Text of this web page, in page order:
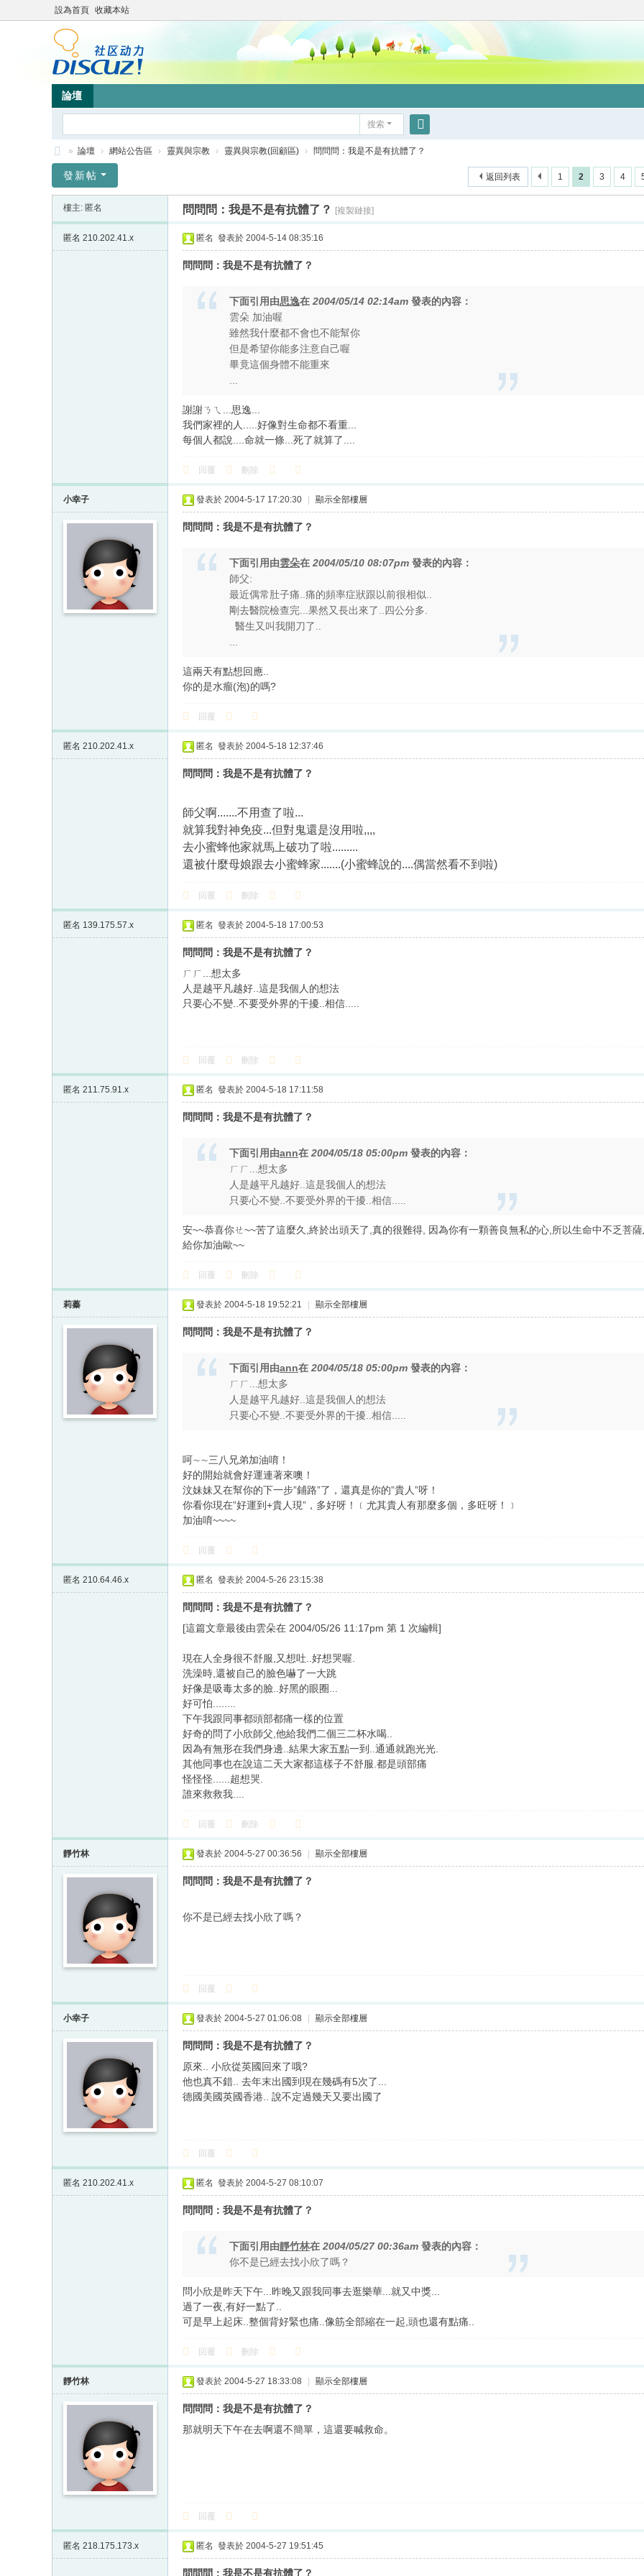
設為首頁 收藏本站
論壇
搜索
搜
竹
» 論壇 › 網站公告區 › 靈異與宗教 › 靈異與宗教(回顧區) › 問問問：我是不是有抗體了？
1 2 3 4
返回列表
發新帖
樓主: 匿名 問問問：我是不是有抗體了？ [複製鏈接]
匿名 210.202.41.x 匿名 發表於 2004-5-14 08:35:16
問問問：我是不是有抗體了？
下面引用由思逸在 2004/05/14 02:14am 發表的內容：
雲朵 加油喔
雖然我什麼都不會也不能幫你
但是希望你能多注意自己喔
畢竟這個身體不能重來
謝謝ㄋㄟ...思逸...
我們家裡的人.....好像對生命都不看重...
每個人都說....命就一條...死了就算了....
回覆 刪除
小幸子 發表於 2004-5-17 17:20:30 顯示全部樓層
問問問：我是不是有抗體了？
下面引用由雲朵在 2004/05/10 08:07pm 發表的內容：
師父:
最近偶常肚子痛..痛的頻率症狀跟以前很相似..
剛去醫院檢查完...果然又長出來了..四公分多.
醫生又叫我開刀了..
這兩天有點想回應..
你的是水瘤(泡)的嗎?
回覆
匿名 210.202.41.x 匿名 發表於 2004-5-18 12:37:46
問問問：我是不是有抗體了？
師父啊.......不用查了啦...
就算我對神免疫...但對鬼還是沒用啦,,,,
去小蜜蜂他家就馬上破功了啦.........
還被什麼母娘跟去小蜜蜂家.......(小蜜蜂說的....偶當然看不到啦)
回覆 刪除
匿名 139.175.57.x 匿名 發表於 2004-5-18 17:00:53
問問問：我是不是有抗體了？
ㄏㄏ...想太多
人是越平凡越好..這是我個人的想法
只要心不變..不要受外界的干擾..相信.....
回覆 刪除
匿名 211.75.91.x 匿名 發表於 2004-5-18 17:11:58
問問問：我是不是有抗體了？
下面引用由ann在 2004/05/18 05:00pm 發表的內容：
ㄏㄏ...想太多
人是越平凡越好..這是我個人的想法
只要心不變..不要受外界的干擾..相信.....
安~~恭喜你ㄝ~~苦了這麼久,終於出頭天了,真的很難得, 因為你有一顆善良無私的心,所以生命中不乏菩
給你加油歐~~
回覆 刪除
莉蓁 發表於 2004-5-18 19:52:21 顯示全部樓層
問問問：我是不是有抗體了？
下面引用由ann在 2004/05/18 05:00pm 發表的內容：
ㄏㄏ...想太多
人是越平凡越好..這是我個人的想法
只要心不變..不要受外界的干擾..相信.....
呵∼∼三八兄弟加油唷！
好的開始就會好運連著來噢！
汶妹妹又在幫你的下一步”鋪路”了，還真是你的”貴人”呀！
你看你現在”好運到+貴人現”，多好呀！﹝尤其貴人有那麼多個，多旺呀！﹞
加油唷~~~~
回覆
匿名 210.64.46.x 匿名 發表於 2004-5-26 23:15:38
問問問：我是不是有抗體了？
[這篇文章最後由雲朵在 2004/05/26 11:17pm 第 1 次編輯]
現在人全身很不舒服,又想吐..好想哭喔.
洗澡時,還被自己的臉色嚇了一大跳
好像是吸毒太多的臉..好黑的眼圈...
好可怕........
下午我跟同事都頭部都痛一樣的位置
好奇的問了小欣師父,他給我們二個三二杯水喝..
因為有無形在我們身邊..結果大家五點一到..通通就跑光光.
其他同事也在說這二天大家都這樣子不舒服.都是頭部痛
怪怪怪......超想哭.
誰來救救我....
回覆 刪除
靜竹林 發表於 2004-5-27 00:36:56 顯示全部樓層
問問問：我是不是有抗體了？
你不是已經去找小欣了嗎？
回覆
小幸子 發表於 2004-5-27 01:06:08 顯示全部樓層
問問問：我是不是有抗體了？
原來.. 小欣從英國回來了哦?
他也真不錯.. 去年末出國到現在幾碼有5次了...
德國美國英國香港.. 說不定過幾天又要出國了
回覆
匿名 210.202.41.x 匿名 發表於 2004-5-27 08:10:07
問問問：我是不是有抗體了？
下面引用由靜竹林在 2004/05/27 00:36am 發表的內容：
你不是已經去找小欣了嗎？
問小欣是昨天下午...昨晚又跟我同事去逛樂華...就又中獎...
過了一夜,有好一點了..
可是早上起床..整個背好緊也痛..像筋全部縮在一起,頭也還有點痛..
回覆 刪除
靜竹林 發表於 2004-5-27 18:33:08 顯示全部樓層
問問問：我是不是有抗體了？
那就明天下午在去啊還不簡單，這還要喊救命。
回覆
匿名 218.175.173.x 匿名 發表於 2004-5-27 19:51:45
問問問：我是不是有抗體了？